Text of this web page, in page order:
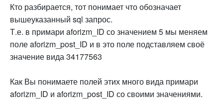
Кто разбирается, тот понимает что обозначает
вышеуказанный sql запрос.
Т.е. в примари aforizm_ID со значением 5 мы меняем
поле aforizm_post_ID и в это поле подставляем своё
значение вида 34177563
Как Вы понимаете полей этих много вида примари
aforizm_ID и aforizm_post_ID со своими значениями.